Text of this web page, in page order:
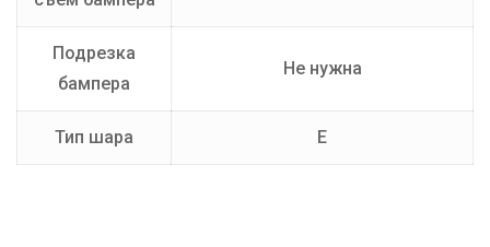
Подрезка
бампера
Не нужна
Тип шара E